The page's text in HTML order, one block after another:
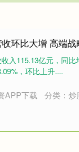
环比大增 高端
入115.13亿元，同比
，环比上升....
APP下载 分类：炒